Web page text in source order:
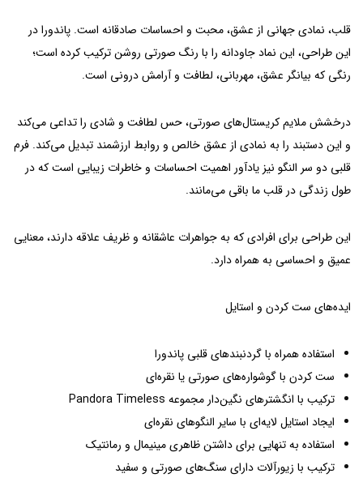
قلب، نمادی جهانی از عشق، محبت و احساسات صادقانه است. پاندورا در
این طراحی، این نماد جاودانه را با رنگ صورتی روشن ترکیب کرده است؛
رنگی که بیانگر عشق، مهربانی، لطافت و آرامش درونی است.
درخشش ملایم کریستال‌های صورتی، حس لطافت و شادی را تداعی می‌کند
و این دستبند را به نمادی از عشق خالص و روابط ارزشمند تبدیل می‌کند. فرم
قلبی دو سر النگو نیز یادآور اهمیت احساسات و خاطرات زیبایی است که در
طول زندگی در قلب ما باقی می‌مانند.
این طراحی برای افرادی که به جواهرات عاشقانه و ظریف علاقه دارند، معنایی
عمیق و احساسی به همراه دارد.
ایده‌های ست کردن و استایل
استفاده همراه با گردنبندهای قلبی پاندورا
ست کردن با گوشواره‌های صورتی یا نقره‌ای
ترکیب با انگشترهای نگین‌دار مجموعه Pandora Timeless
ایجاد استایل لایه‌ای با سایر النگوهای نقره‌ای
استفاده به تنهایی برای داشتن ظاهری مینیمال و رمانتیک
ترکیب با زیورآلات دارای سنگ‌های صورتی و سفید